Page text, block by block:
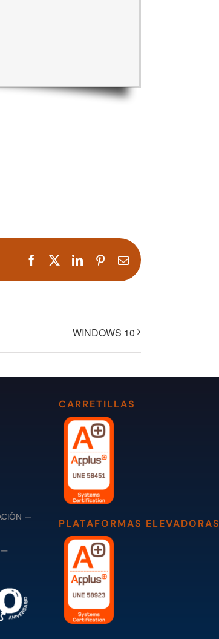
Facebook LinkedInPinterestCorreo
electrónico
WINDOWS 10
—
—
CARRETILLAS
PLATAFORMAS ELEVADORAS